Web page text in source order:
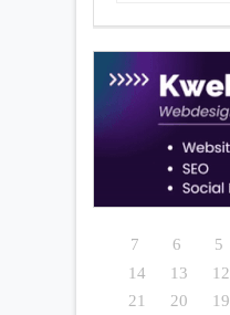
5
6
7
12
13
14
19
20
21